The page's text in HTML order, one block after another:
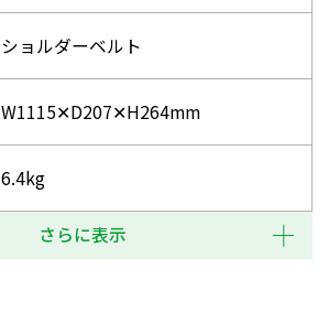
ショルダーベルト
W1115✕D207✕H264mm
6.4kg
さらに表示